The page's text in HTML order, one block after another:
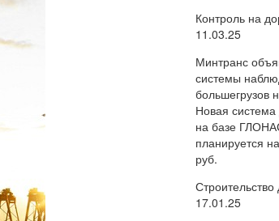
Контроль на
11.03.25
Минтранс
системы
большегрузов
Новая
на базе
планируется
руб.
Строительство
17.01.25